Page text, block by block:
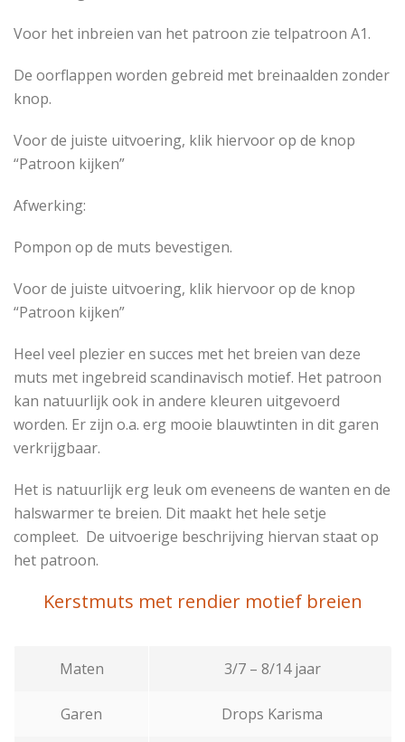
Voor het inbreien van het patroon zie telpatroon A1.
De oorflappen worden gebreid met breinaalden zonder
knop.
Voor de juiste uitvoering, klik hiervoor op de knop
“Patroon kijken”
Afwerking:
Pompon op de muts bevestigen.
Voor de juiste uitvoering, klik hiervoor op de knop
“Patroon kijken”
Heel veel plezier en succes met het breien van deze
muts met ingebreid scandinavisch motief. Het patroon
kan natuurlijk ook in andere kleuren uitgevoerd
worden. Er zijn o.a. erg mooie blauwtinten in dit garen
verkrijgbaar.
Het is natuurlijk erg leuk om eveneens de wanten en de
halswarmer te breien. Dit maakt het hele setje
compleet. De uitvoerige beschrijving hiervan staat op
het patroon.
Kerstmuts met rendier motief breien
Maten 3/7 – 8/14 jaar
Garen Drops Karisma